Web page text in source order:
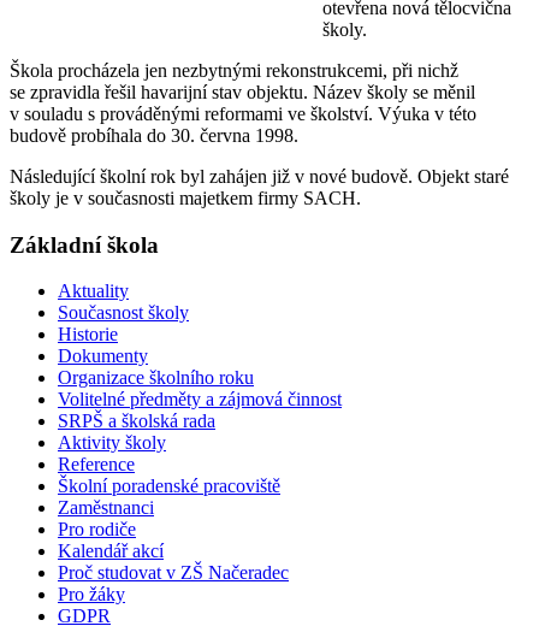
otevřena nová tělocvična
školy.
Škola procházela jen nezbytnými rekonstrukcemi, při nichž
se zpravidla řešil havarijní stav objektu. Název školy se měnil
v souladu s prováděnými reformami ve školství. Výuka v této
budově probíhala do 30. června 1998.
Následující školní rok byl zahájen již v nové budově. Objekt staré
školy je v současnosti majetkem firmy SACH.
Základní škola
Aktuality
Současnost školy
Historie
Dokumenty
Organizace školního roku
Volitelné předměty a zájmová činnost
SRPŠ a školská rada
Aktivity školy
Reference
Školní poradenské pracoviště
Zaměstnanci
Pro rodiče
Kalendář akcí
Proč studovat v ZŠ Načeradec
Pro žáky
GDPR